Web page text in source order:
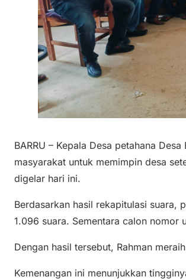
BARRU – Kepala Desa petahana
masyarakat untuk memimpin desa
digelar hari ini.
Berdasarkan hasil rekapitulasi suara,
1.096 suara. Sementara calon nomor
Dengan hasil tersebut, Rahman
Kemenangan ini menunjukkan